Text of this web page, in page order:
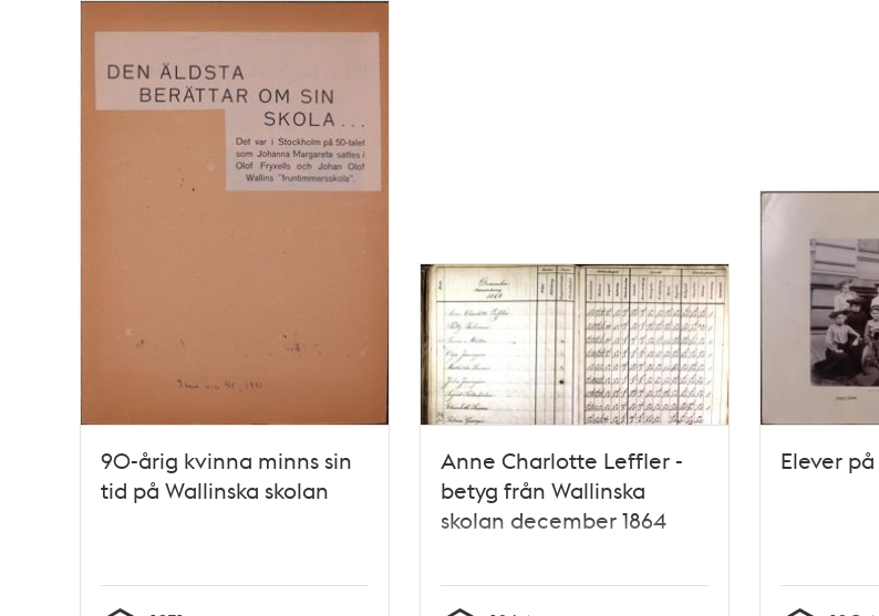
Relaterade
och
90-årig kvinna minns sin
tid på Wallinska skolan
Anne Charlotte Leffler -
betyg från Wallinska
skolan december 1864
Elever